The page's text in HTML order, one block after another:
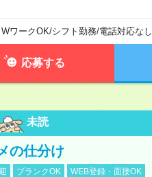
ワークOK/シフト勤務/電話対応なし
応募する
未読
の仕分け
ブランクOK WEB登録・面接OK